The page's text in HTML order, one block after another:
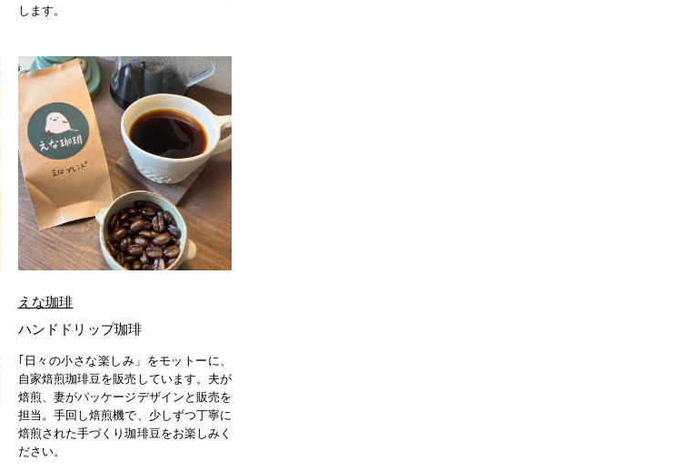
します。
えな珈琲
ハンドドリップ珈琲
｢日々の小さな楽しみ」をモットーに、
自家焙煎珈琲豆を販売しています。夫が
焙煎、妻がパッケージデザインと販売を
担当。手回し焙煎機で、少しずつ丁寧に
焙煎された手づくり珈琲豆をお楽しみく
ださい。